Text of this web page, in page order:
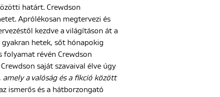
határt. Crewdson
Aprólékosan megtervezi és
kezdve a világításon át a
hetek, sőt hónapokig
folyamat révén Crewdson
saját szavaival élve úgy
a valóság és a fikció között
ismerős és a hátborzongató